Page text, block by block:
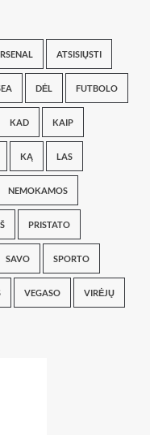
ATSISIŲSTI
DĖL FUTBOLO
KAD KAIP
KĄ LAS
NEMOKAMOS
PRISTATO
SAVO SPORTO
VEGASO VIRĖJŲ